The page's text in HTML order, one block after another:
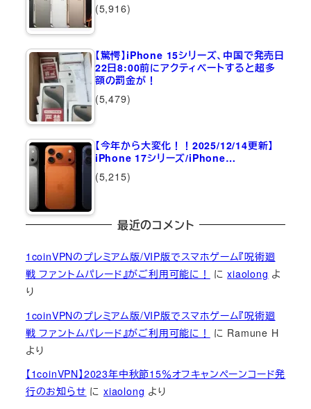
(5,916)
【驚愕】iPhone 15シリーズ、中国で発売日
22日8:00前にアクティベートすると超多
額の罰金が！
(5,479)
【今年から大変化！！2025/12/14更新】
iPhone 17シリーズ/iPhone…
(5,215)
最近のコメント
1coinVPNのプレミアム版/VIP版でスマホゲーム『呪術廻
戦 ファントムパレード』がご利用可能に！
にxiaolong よ
り
1coinVPNのプレミアム版/VIP版でスマホゲーム『呪術廻
戦 ファントムパレード』がご利用可能に！
に Ramune H
より
【1coinVPN】2023年中秋節15％オフキャンペーンコード発
行のお知らせ にxiaolong より